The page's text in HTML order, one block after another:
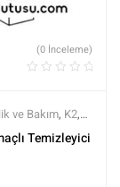
(0 İnceleme)
ve Bakım, K2,
Temizleyici